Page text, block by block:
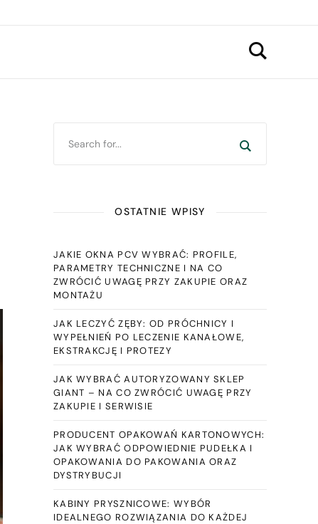
OSTATNIE WPISY
JAKIE OKNA PCV WYBRAĆ: PROFILE,
PARAMETRY TECHNICZNE I NA CO
ZWRÓCIĆ UWAGĘ PRZY ZAKUPIE ORAZ
MONTAŻU
JAK LECZYĆ ZĘBY: OD PRÓCHNICY I
WYPEŁNIEŃ PO LECZENIE KANAŁOWE,
EKSTRAKCJĘ I PROTEZY
JAK WYBRAĆ AUTORYZOWANY SKLEP
GIANT – NA CO ZWRÓCIĆ UWAGĘ PRZY
ZAKUPIE I SERWISIE
PRODUCENT OPAKOWAŃ KARTONOWYCH:
JAK WYBRAĆ ODPOWIEDNIE PUDEŁKA I
OPAKOWANIA DO PAKOWANIA ORAZ
DYSTRYBUCJI
KABINY PRYSZNICOWE: WYBÓR
IDEALNEGO ROZWIĄZANIA DO KAŻDEJ